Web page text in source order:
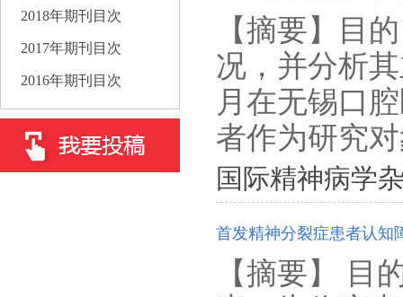
2018年期刊目次
2017年期刊目次
2016年期刊目次
【摘要】目
况，并分析
月在无锡口
者作为研究
国际精神病学
首发精神分裂症患者认知
【摘要】 目